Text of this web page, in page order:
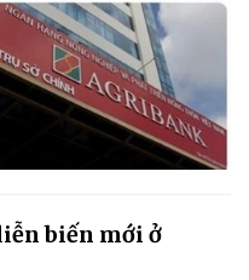
biến mới ở